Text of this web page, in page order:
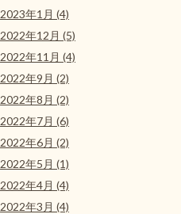
2023年1月 (4)
2022年12月 (5)
2022年11月 (4)
2022年9月 (2)
2022年8月 (2)
2022年7月 (6)
2022年6月 (2)
2022年5月 (1)
2022年4月 (4)
2022年3月 (4)